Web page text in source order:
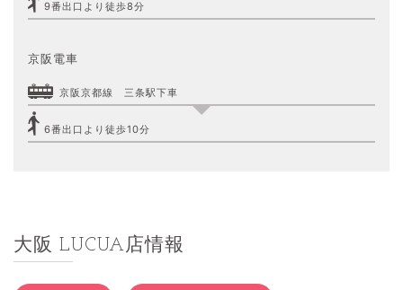
9番出口より徒歩8分
京阪電車
京阪京都線 三条駅下車
6番出口より徒歩10分
大阪 LUCUA店情報